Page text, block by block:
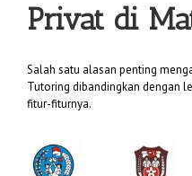
Privat di
Salah satu alasan penting
Tutoring dibandingkan dengan
fitur-fiturnya.